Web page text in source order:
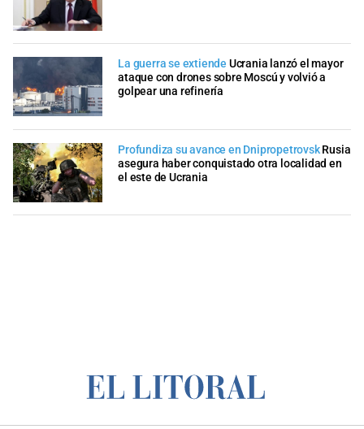
La guerra se extiende Ucrania lanzó el mayor
ataque con drones sobre Moscú y volvió a
golpear una refinería
Profundiza su avance en Dnipropetrovsk Rusia
asegura haber conquistado otra localidad en
el este de Ucrania